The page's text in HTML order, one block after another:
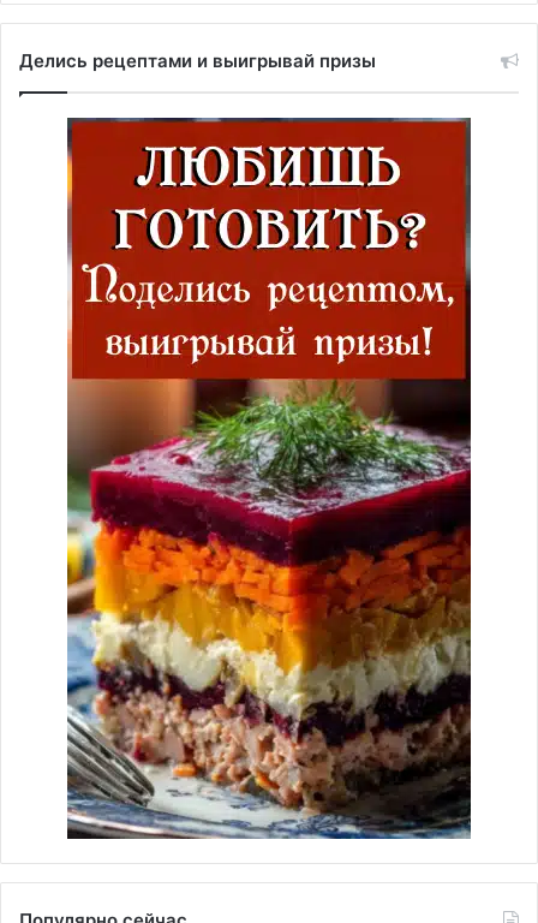
Делись рецептами и выигрывай призы